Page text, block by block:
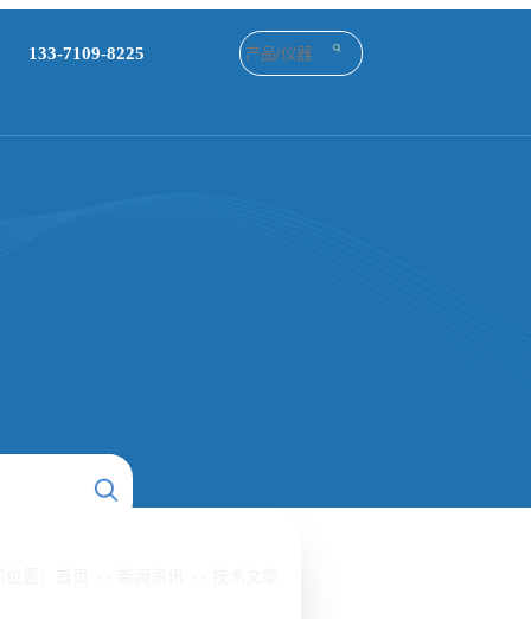
133-7109-8225